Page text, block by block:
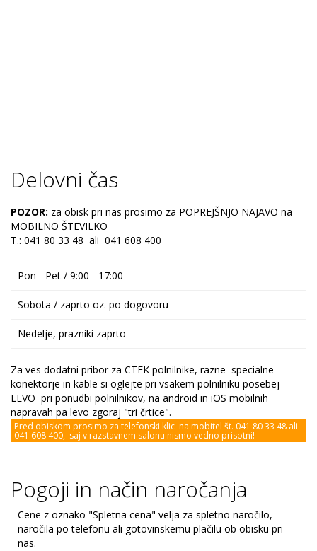
Delovni čas
POZOR: za obisk pri nas prosimo za POPREJŠNJO NAJAVO na
MOBILNO ŠTEVILKO
T.: 041 80 33 48 ali 041 608 400
Pon - Pet / 9:00 - 17:00
Sobota / zaprto oz. po dogovoru
Nedelje, prazniki zaprto
Za ves dodatni pribor za CTEK polnilnike, razne specialne
konektorje in kable si oglejte pri vsakem polnilniku posebej
LEVO pri ponudbi polnilnikov, na android in iOS mobilnih
napravah pa levo zgoraj "tri črtice".
Pred obiskom prosimo za telefonski klic na mobitel št. 041 80 33 48 ali
041 608 400, saj v razstavnem salonu nismo vedno prisotni!
Pogoji in način naročanja
Cene z oznako "Spletna cena" velja za spletno naročilo,
naročila po telefonu ali gotovinskemu plačilu ob obisku pri
nas.